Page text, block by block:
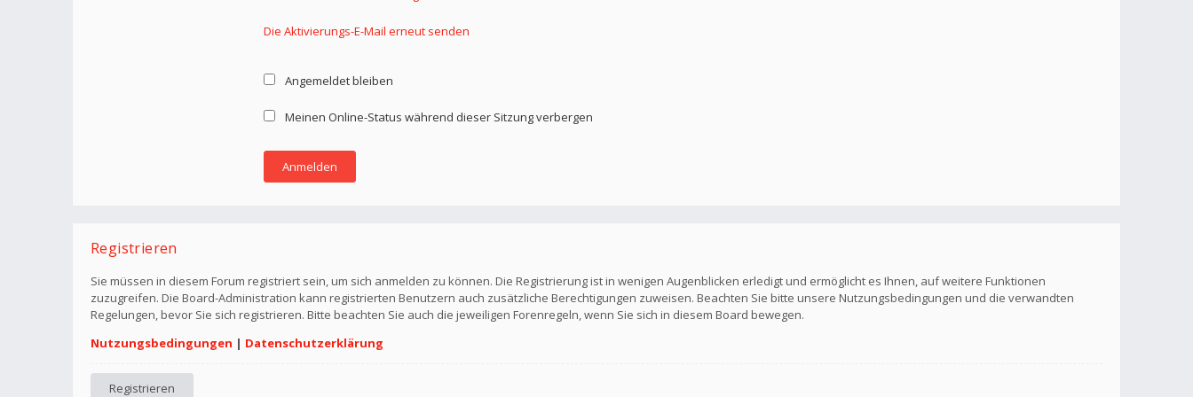
Die Aktivierungs-E-Mail erneut senden
Angemeldet bleiben
Meinen Online-Status während dieser Sitzung verbergen
Registrieren
Sie müssen in diesem Forum registriert sein, um sich anmelden zu können. Die Registrierung ist in wenigen Augenblicken erledigt und ermöglicht es Ihnen, auf weitere Funktionen
zuzugreifen. Die Board-Administration kann registrierten Benutzern auch zusätzliche Berechtigungen zuweisen. Beachten Sie bitte unsere Nutzungsbedingungen und die verwandten
Regelungen, bevor Sie sich registrieren. Bitte beachten Sie auch die jeweiligen Forenregeln, wenn Sie sich in diesem Board bewegen.
Nutzungsbedingungen | Datenschutzerklärung
Registrieren